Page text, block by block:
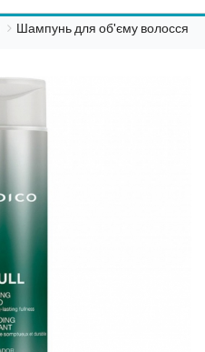
Шампунь для об'єму волосся